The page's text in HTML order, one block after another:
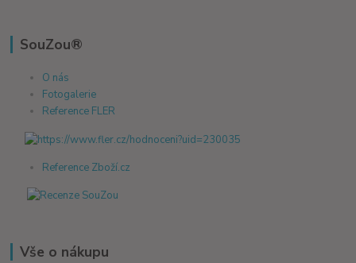
SouZou®
O nás
Fotogalerie
Reference FLER
Reference Zboží.cz
Vše o nákupu